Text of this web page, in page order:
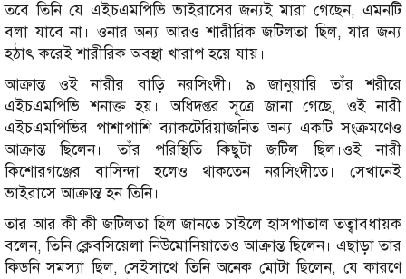
তবে তিনি যে এইচএমপিভি ভাইরাসের জন্যই মারা গেছেন, এমনটি
বলা যাবে না। ওনার অন্য আরও শারীরিক জটিলতা ছিল, যার জন্য
হঠাৎ করেই শারীরিক অবস্থা খারাপ হয়ে যায়।
আক্রান্ত ওই নারীর বাড়ি নরসিংদী। ৯ জানুয়ারি তাঁর শরীরে
এইচএমপিভি শনাক্ত হয়। অধিদপ্তর সূত্রে জানা গেছে, ওই নারী
এইচএমপিভির পাশাপাশি ব্যাকটেরিয়াজনিত অন্য একটি সংক্রমণেও
আক্রান্ত ছিলেন। তাঁর পরিস্থিতি কিছুটা জটিল ছিল।ওই নারী
কিশোরগঞ্জের বাসিন্দা হলেও থাকতেন নরসিংদীতে। সেখানেই
ভাইরাসে আক্রান্ত হন তিনি।
তার আর কী কী জটিলতা ছিল জানতে চাইলে হাসপাতাল তত্বাবধায়ক
বলেন, তিনি ক্লেবসিয়েলা নিউমোনিয়াতেও আক্রান্ত ছিলেন। এছাড়া তার
কিডনি সমস্যা ছিল, সেইসাথে তিনি অনেক মোটা ছিলেন, যে কারণে